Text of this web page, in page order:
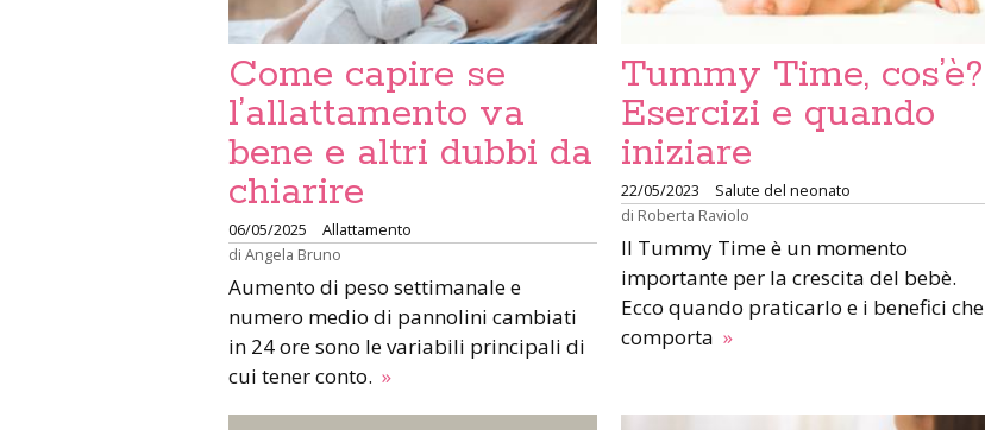
Come capire se
l’allattamento va
bene e altri dubbi da
chiarire
06/05/2025
Allattamento
di Angela Bruno
Aumento di peso settimanale e
numero medio di pannolini cambiati
in 24 ore sono le variabili principali di
cui tener conto. »
Tummy Time, cos’è?
Esercizi e quando
iniziare
22/05/2023
Salute del neonato
di Roberta Raviolo
Il Tummy Time è un momento
importante per la crescita del bebè.
Ecco quando praticarlo e i benefici che
comporta »